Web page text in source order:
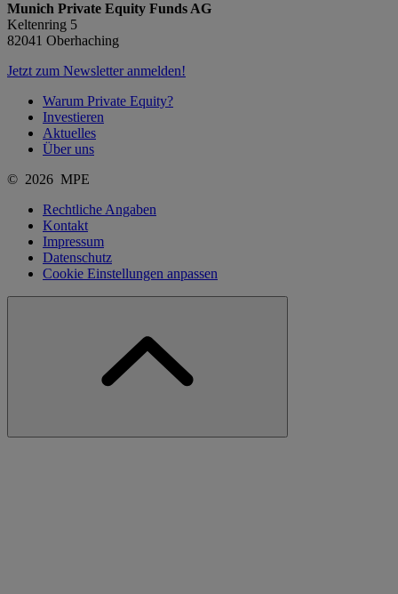
Munich Private Equity Funds AG
Keltenring 5
82041 Oberhaching
Jetzt zum Newsletter anmelden!
Warum Private Equity?
Investieren
Aktuelles
Über uns
© 2026 MPE
Rechtliche Angaben
Kontakt
Impressum
Datenschutz
Cookie Einstellungen anpassen